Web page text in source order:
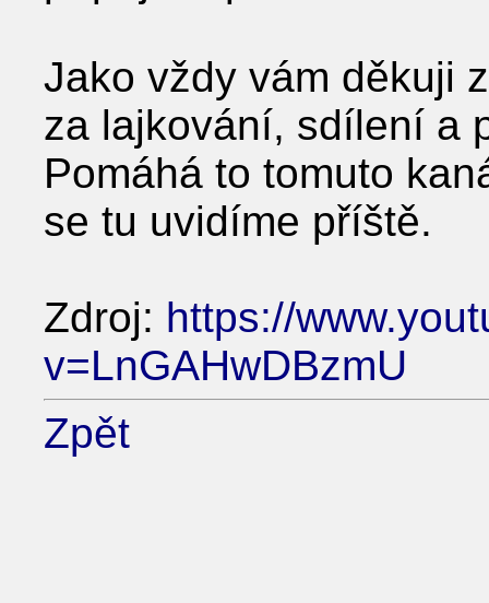
Jako vždy vám děkuji
za lajkování, sdílení a
Pomáhá to tomuto
se tu uvidíme příště.
Zdroj: https://
v=LnGAHwDBzmU
Zpět